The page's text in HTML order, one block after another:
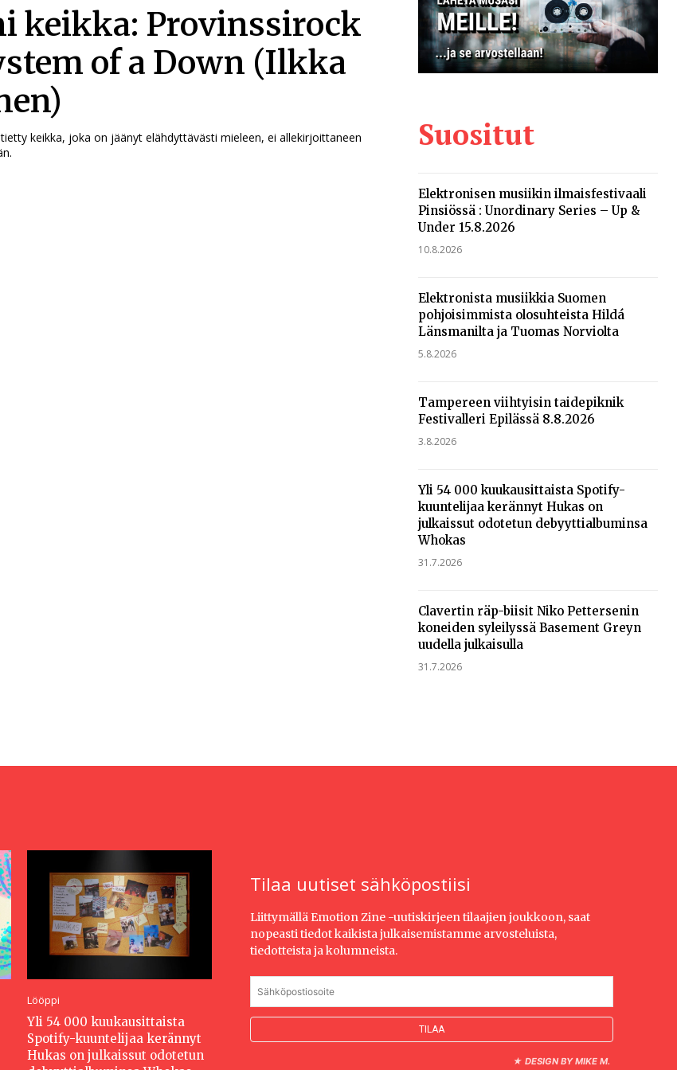
keikka: Provinssirock
of a Down (Ilkka
keikka, joka on jäänyt elähdyttävästi mieleen, ei allekirjoittaneen
Suositut
Elektronisen musiikin ilmaisfestivaali
Pinsiössä : Unordinary Series – Up &
Under 15.8.2026
10.8.2026
Elektronista musiikkia Suomen
pohjoisimmista olosuhteista Hildá
Länsmanilta ja Tuomas Norviolta
5.8.2026
Tampereen viihtyisin taidepiknik
Festivalleri Epilässä 8.8.2026
3.8.2026
Yli 54 000 kuukausittaista Spotify-
kuuntelijaa kerännyt Hukas on
julkaissut odotetun debyyttialbuminsa
Whokas
31.7.2026
Clavertin räp-biisit Niko Pettersenin
koneiden syleilyssä Basement Greyn
uudella julkaisulla
31.7.2026
Lööppi
Yli 54 000 kuukausittaista
Spotify-kuuntelijaa kerännyt
Hukas on julkaissut odotetun
Tilaa uutiset sähköpostiisi
Liittymällä Emotion Zine -uutiskirjeen tilaajien joukkoon, saat
nopeasti tiedot kaikista julkaisemistamme arvosteluista,
tiedotteista ja kolumneista.
★ DESIGN BY MIKE M.